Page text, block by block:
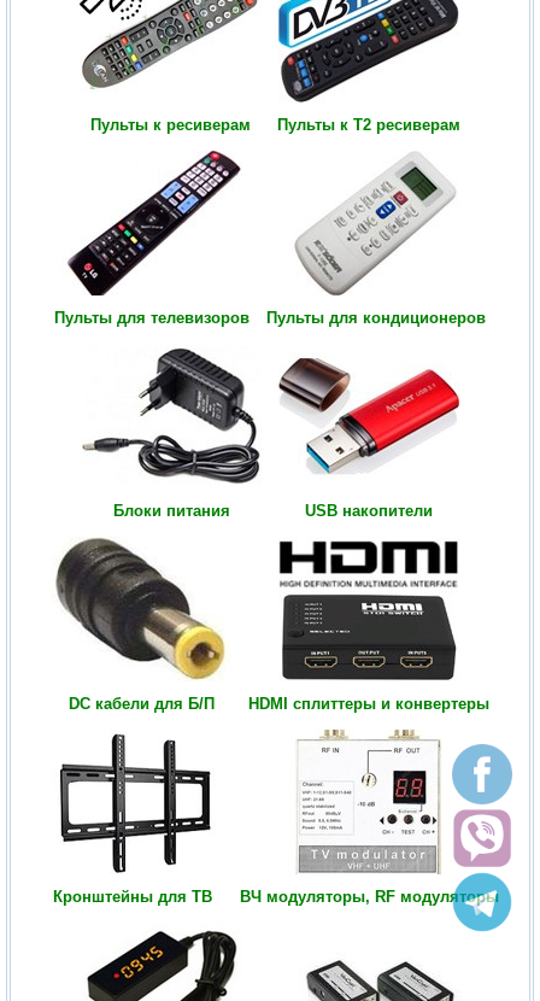
Пульты к ресиверам Пульты к Т2 ресиверам
Пульты для телевизоров Пульты для кондиционеров
Блоки питания USB накопители
DC кабели для Б/П HDMI сплиттеры и конвертеры
Кронштейны для ТВ ВЧ модуляторы, RF модуляторы